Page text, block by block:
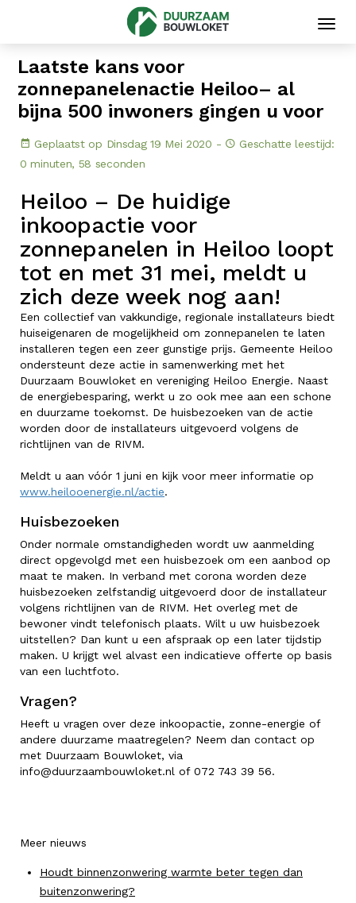
Laatste kans voor
zonnepanelenactie Heiloo– al
bijna 500 inwoners gingen u voor
Geplaatst op Dinsdag 19 Mei 2020 -
Geschatte leestijd:
0 minuten, 58 seconden
Heiloo – De huidige
inkoopactie voor
zonnepanelen in Heiloo loopt
tot en met 31 mei, meldt u
zich deze week nog aan!
Een collectief van vakkundige, regionale installateurs biedt
huiseigenaren de mogelijkheid om zonnepanelen te laten
installeren tegen een zeer gunstige prijs. Gemeente Heiloo
ondersteunt deze actie in samenwerking met het
Duurzaam Bouwloket en vereniging Heiloo Energie. Naast
de energiebesparing, werkt u zo ook mee aan een schone
en duurzame toekomst. De huisbezoeken van de actie
worden door de installateurs uitgevoerd volgens de
richtlijnen van de RIVM.
Meldt u aan vóór 1 juni en kijk voor meer informatie op
www.heilooenergie.nl/actie.
Huisbezoeken
Onder normale omstandigheden wordt uw aanmelding
direct opgevolgd met een huisbezoek om een aanbod op
maat te maken. In verband met corona worden deze
huisbezoeken zelfstandig uitgevoerd door de installateur
volgens richtlijnen van de RIVM. Het overleg met de
bewoner vindt telefonisch plaats. Wilt u uw huisbezoek
uitstellen? Dan kunt u een afspraak op een later tijdstip
maken. U krijgt wel alvast een indicatieve offerte op basis
van een luchtfoto.
Vragen?
Heeft u vragen over deze inkoopactie, zonne-energie of
andere duurzame maatregelen? Neem dan contact op
met Duurzaam Bouwloket, via
info@duurzaambouwloket.nl of 072 743 39 56.
Meer nieuws
Houdt binnenzonwering warmte beter tegen dan
buitenzonwering?